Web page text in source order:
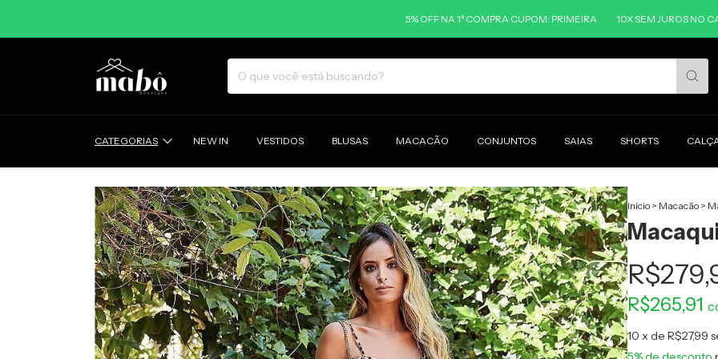
5% OFF NA 1ª COMPRA CUPOM: PRIMEIRA 10X SEM JUROS NO CARTÃO
CATEGORIAS NEW IN VESTIDOS BLUSAS MACACÃO CONJUNTOS SAIAS SHORTS
Início > Macacão >
R$265,91
10 x de R$27,99